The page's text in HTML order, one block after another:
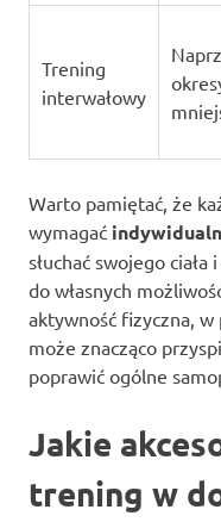
Trening
interwałowy
Warto pamiętać, że
wymagać
słuchać swojego
do własnych
aktywność fizyczna, w
może znacząco
poprawić ogólne
Jakie
trening w